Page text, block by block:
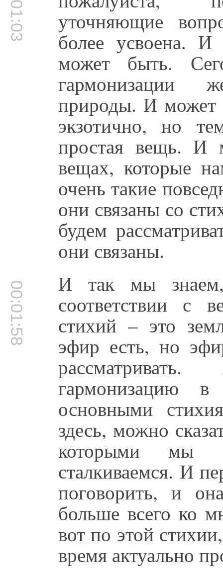
уточняющие
более усвоена.
может быть.
гармонизации
природы. И может
экзотично, но
простая вещь. И
вещах, которые
очень такие
они связаны со
будем
они связаны.
00:01:58 И так мы
соответствии с
стихий – это
эфир есть, но
гармонизацию в
основными
здесь, можно
которыми мы
сталкиваемся. И
поговорить, и
больше всего ко
вот по этой
время актуально